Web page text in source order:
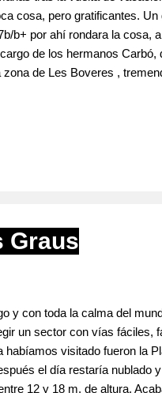
cosa, pero gratificantes.
b+ por ahí rondara la cosa,
de los hermanos
zona de Les Boveres ,
Graus
y con toda la calma del
un sector con vías fáciles,
habíamos visitado fueron la
el día restaría nublado
12 y 18 m. de altura.